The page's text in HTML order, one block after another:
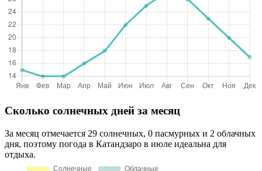
Сколько солнечных дней за месяц
За месяц отмечается 29 солнечных, 0 пасмурных и 2 облачных
дня, поэтому погода в Катандзаро в июле идеальна для
отдыха.